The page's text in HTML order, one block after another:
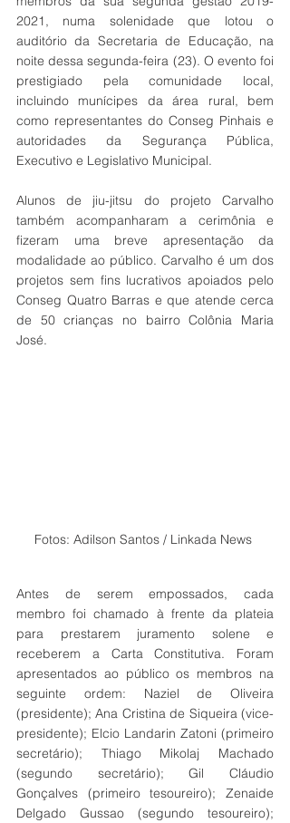
2021, numa solenidade que lotou o
auditório da Secretaria de Educação, na
noite dessa segunda-feira (23). O evento foi
prestigiado pela comunidade local,
incluindo munícipes da área rural, bem
como representantes do Conseg Pinhais e
autoridades da Segurança Pública,
Executivo e Legislativo Municipal.
Alunos de jiu-jitsu do projeto Carvalho
também acompanharam a cerimônia e
fizeram uma breve apresentação da
modalidade ao público. Carvalho é um dos
projetos sem fins lucrativos apoiados pelo
Conseg Quatro Barras e que atende cerca
de 50 crianças no bairro Colônia Maria
José.
Fotos: Adilson Santos / Linkada News
Antes de serem empossados, cada
membro foi chamado à frente da plateia
para prestarem juramento solene e
receberem a Carta Constitutiva. Foram
apresentados ao público os membros na
seguinte ordem: Naziel de Oliveira
(presidente); Ana Cristina de Siqueira (vice-
presidente); Elcio Landarin Zatoni (primeiro
secretário); Thiago Mikolaj Machado
(segundo secretário); Gil Cláudio
Gonçalves (primeiro tesoureiro); Zenaide
Delgado Gussao (segundo tesoureiro);